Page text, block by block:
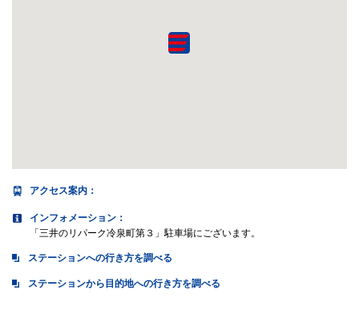
アクセス案内 ：
インフォメーション：
「三井のリパーク冷泉町第３」駐車場にございます。
ステーションへの行き方を調べる
ステーションから目的地への行き方を調べる